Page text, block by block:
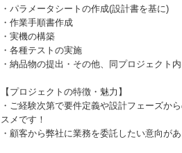
・パラメータシートの作成(設計書を基に)
・作業手順書作成
・実機の構築
・各種テストの実施
・納品物の提出・その他、同プロジェクト
【プロジェクトの特徴・魅力】
・ご経験次第で要件定義や設計フェーズか
スメです！
・顧客から弊社に業務を委託したい意向が